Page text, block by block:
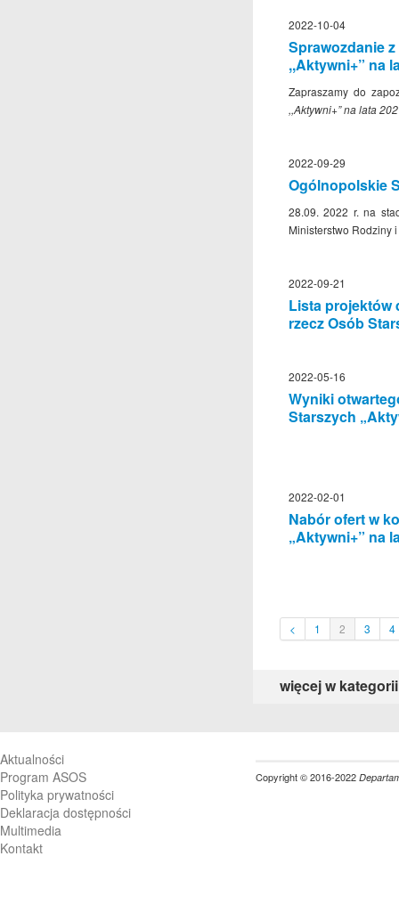
2022-10-04
Sprawozdanie
,,Aktywni+” na
Zapraszamy do
,,Aktywni+” na lata
2022-09-29
Ogólnopolskie
28.09. 2022 r. na
Ministerstwo Rodziny
2022-09-21
Lista projektów
rzecz Osób
2022-05-16
Wyniki
Starszych
2022-02-01
Nabór ofert w
„Aktywni+” na
< 1 2 3 4
więcej w
Aktualności
Program ASOS
Polityka prywatności
Deklaracja dostępności
Multimedia
Kontakt
Copyright © 2016-2022